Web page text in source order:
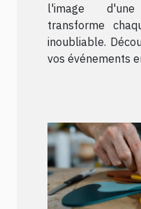
l'image
transforme
inoubliable.
vos événements